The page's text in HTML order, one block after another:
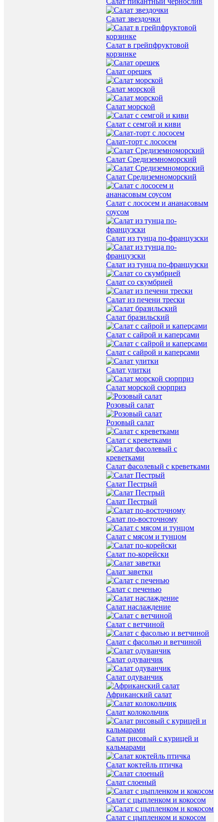
Салат звездочки
Салат в грейпфруктовой
корзинке
Салат орешек
Салат морской
Салат морской
Салат с семгой и киви
Салат-торт с лососем
Салат Средиземноморский
Салат Средиземноморский
Салат с лососем и ананасовым
соусом
Салат из тунца по-французски
Салат из тунца по-французски
Салат со скумбрией
Салат из печени трески
Салат бразильский
Салат с сайрой и каперсами
Салат с сайрой и каперсами
Салат улитки
Салат морской сюрприз
Розовый салат
Розовый салат
Салат с креветками
Салат фасолевый с креветками
Салат Пестрый
Салат Пестрый
Салат по-восточному
Салат с мясом и тунцом
Салат по-корейски
Салат заветки
Салат с печенью
Салат наслаждение
Салат с ветчиной
Салат с фасолью и ветчиной
Салат одуванчик
Салат одуванчик
Африканский салат
Салат колокольчик
Салат рисовый с курицей и
кальмарами
Салат коктейль птичка
Салат слоеный
Салат с цыпленком и кокосом
Салат с цыпленком и кокосом